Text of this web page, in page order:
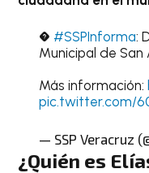
� #SSPInforma:
Municipal de
Más información:
pic.twitter.com/
— SSP Veracruz
¿Quién es